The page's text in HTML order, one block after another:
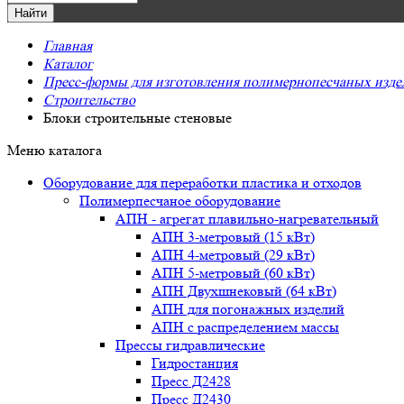
Главная
Каталог
Пресс-формы для изготовления полимернопесчаных
Строительство
Блоки строительные стеновые
Меню каталога
Оборудование для переработки пластика и отходов
Полимерпесчаное оборудование
АПН - агрегат плавильно-нагревательный
АПН 3-метровый (15 кВт)
АПН 4-метровый (29 кВт)
АПН 5-метровый (60 кВт)
АПН Двухшнековый (64 кВт)
АПН для погонажных изделий
АПН с распределением массы
Прессы гидравлические
Гидростанция
Пресс Д2428
Пресс Д2430